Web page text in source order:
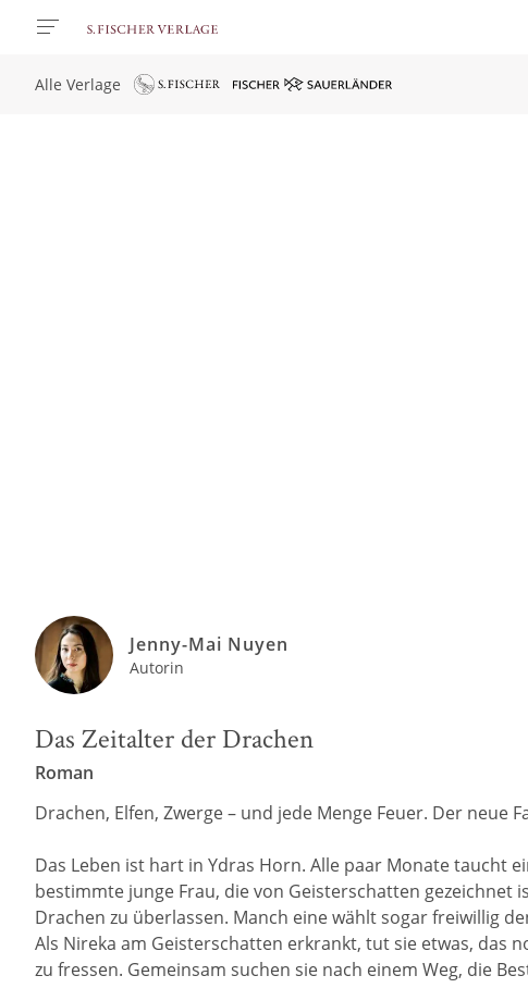
Alle Verlage
Jenny-Mai Nuyen
Autorin
Das Zeitalter der Drachen
Roman
Drachen, Elfen, Zwerge – und jede Menge Feuer. Der neue
Das Leben ist hart in Ydras Horn. Alle paar Monate taucht
bestimmte junge Frau, die von Geisterschatten gezeichnet
Drachen zu überlassen. Manch eine wählt sogar freiwillig
Als Nireka am Geisterschatten erkrankt, tut sie etwas, das
zu fressen. Gemeinsam suchen sie nach einem Weg, die